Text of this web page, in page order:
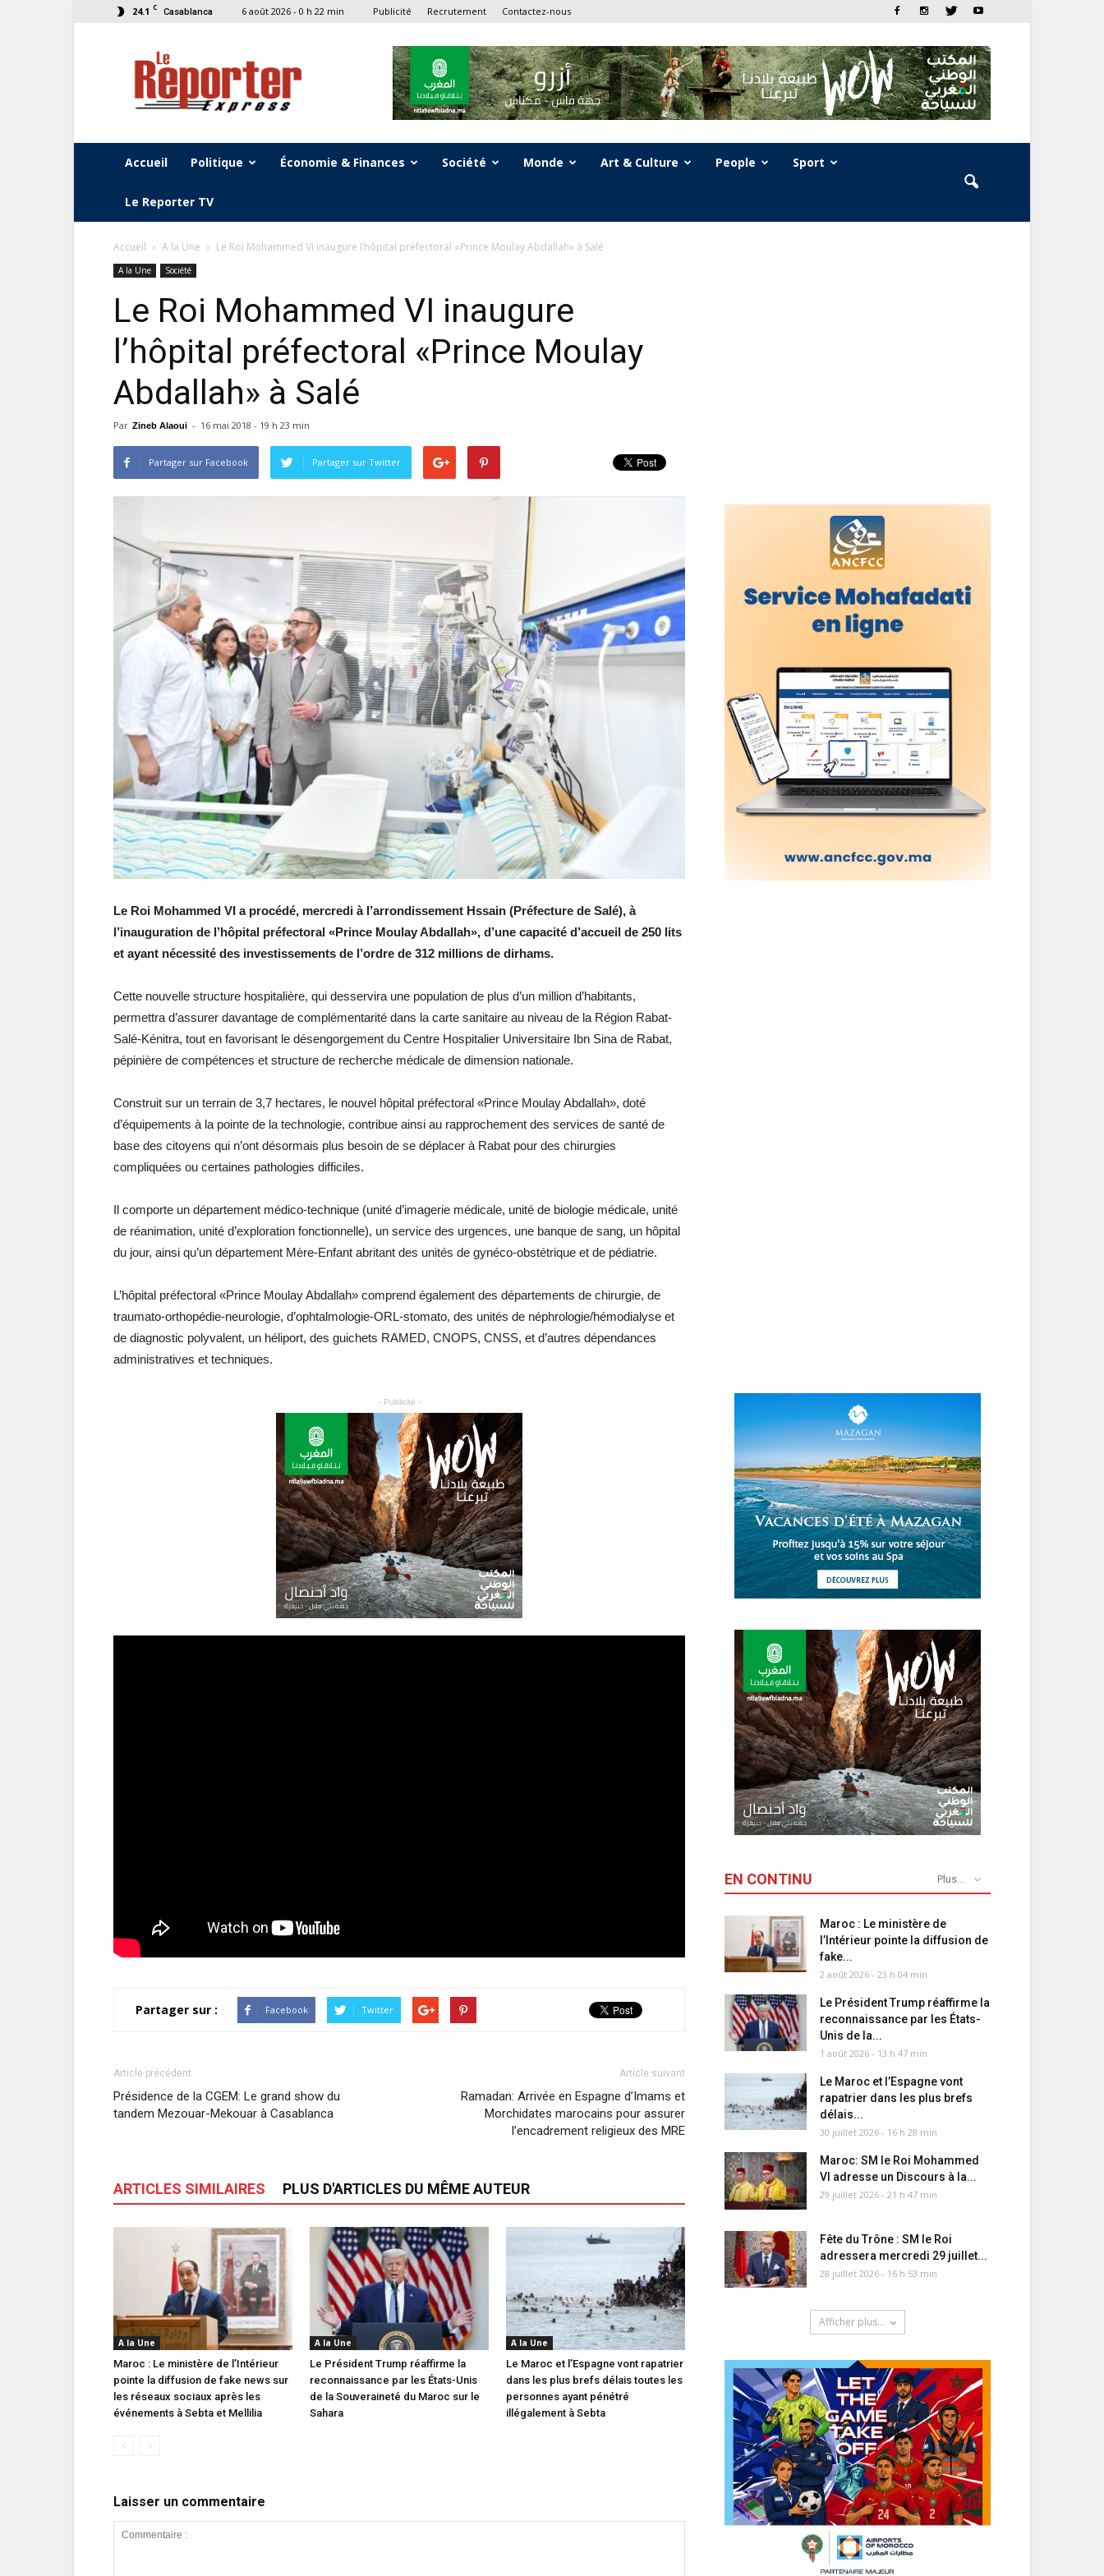
24.1 C Casablanca 6 août 2026 - 0 h 22 min Publicité Recrutement Contactez-nous
Le
Reporter
Express
Accueil Politique Économie & Finances Société Monde Art & Culture People Sport
Le Reporter TV
Accueil A la Une Le Roi Mohammed VI inaugure l’hôpital préfectoral «Prince Moulay Abdallah» à Salé
A la Une Société
Le Roi Mohammed VI inaugure
l’hôpital préfectoral «Prince Moulay
Abdallah» à Salé
Par Zineb Alaoui - 16 mai 2018 - 19 h 23 min
Partager sur Facebook Partager sur Twitter
Le Roi Mohammed VI a procédé, mercredi à l’arrondissement Hssain (Préfecture de Salé), à
l’inauguration de l’hôpital préfectoral «Prince Moulay Abdallah», d’une capacité d’accueil de 250 lits
et ayant nécessité des investissements de l’ordre de 312 millions de dirhams.
Cette nouvelle structure hospitalière, qui desservira une population de plus d’un million d’habitants,
permettra d’assurer davantage de complémentarité dans la carte sanitaire au niveau de la Région Rabat-
Salé-Kénitra, tout en favorisant le désengorgement du Centre Hospitalier Universitaire Ibn Sina de Rabat,
pépinière de compétences et structure de recherche médicale de dimension nationale.
Construit sur un terrain de 3,7 hectares, le nouvel hôpital préfectoral «Prince Moulay Abdallah», doté
d’équipements à la pointe de la technologie, contribue ainsi au rapprochement des services de santé de
base des citoyens qui n’ont désormais plus besoin de se déplacer à Rabat pour des chirurgies
compliquées ou certaines pathologies difficiles.
Il comporte un département médico-technique (unité d’imagerie médicale, unité de biologie médicale, unité
de réanimation, unité d’exploration fonctionnelle), un service des urgences, une banque de sang, un hôpital
du jour, ainsi qu’un département Mère-Enfant abritant des unités de gynéco-obstétrique et de pédiatrie.
L’hôpital préfectoral «Prince Moulay Abdallah» comprend également des départements de chirurgie, de
traumato-orthopédie-neurologie, d’ophtalmologie-ORL-stomato, des unités de néphrologie/hémodialyse et
de diagnostic polyvalent, un héliport, des guichets RAMED, CNOPS, CNSS, et d’autres dépendances
administratives et techniques.
- Publicité -
Partager sur : Facebook Twitter
Article précédent
Présidence de la CGEM: Le grand show du
tandem Mezouar-Mekouar à Casablanca
Article suivant
Ramadan: Arrivée en Espagne d’Imams et
Morchidates marocains pour assurer
l’encadrement religieux des MRE
ARTICLES SIMILAIRES PLUS D'ARTICLES DU MÊME AUTEUR
A la Une
Maroc : Le ministère de l’Intérieur
pointe la diffusion de fake news sur
les réseaux sociaux après les
événements à Sebta et Mellilia
A la Une
Le Président Trump réaffirme la
reconnaissance par les États-Unis
de la Souveraineté du Maroc sur le
Sahara
A la Une
Le Maroc et l’Espagne vont rapatrier
dans les plus brefs délais toutes les
personnes ayant pénétré
illégalement à Sebta
Laisser un commentaire
EN CONTINU Plus...
Maroc : Le ministère de
l’Intérieur pointe la diffusion de
fake...
2 août 2026 - 23 h 04 min
Le Président Trump réaffirme la
reconnaissance par les États-
Unis de la...
1 août 2026 - 13 h 47 min
Le Maroc et l’Espagne vont
rapatrier dans les plus brefs
délais...
30 juillet 2026 - 16 h 28 min
Maroc: SM le Roi Mohammed
VI adresse un Discours à la...
29 juillet 2026 - 21 h 47 min
Fête du Trône : SM le Roi
adressera mercredi 29 juillet...
28 juillet 2026 - 16 h 53 min
Afficher plus...